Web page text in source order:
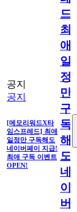
공지
공지
[메모리워드X타
임스프레드] 최애
일정만 구독해도
네이버페이 지급!
최애 구독 이벤트
OPEN!
드]
최
애
일
정
만
구
독
해
도
네
이
버